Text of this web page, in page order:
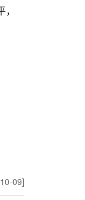
09]